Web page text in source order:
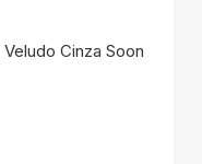
Cinza Soon